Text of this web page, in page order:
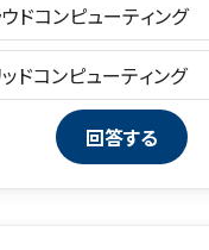
ドコンピューティング
ドコンピューティング